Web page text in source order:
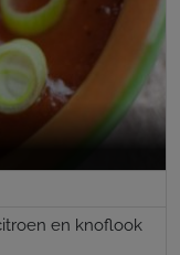
en knoflook